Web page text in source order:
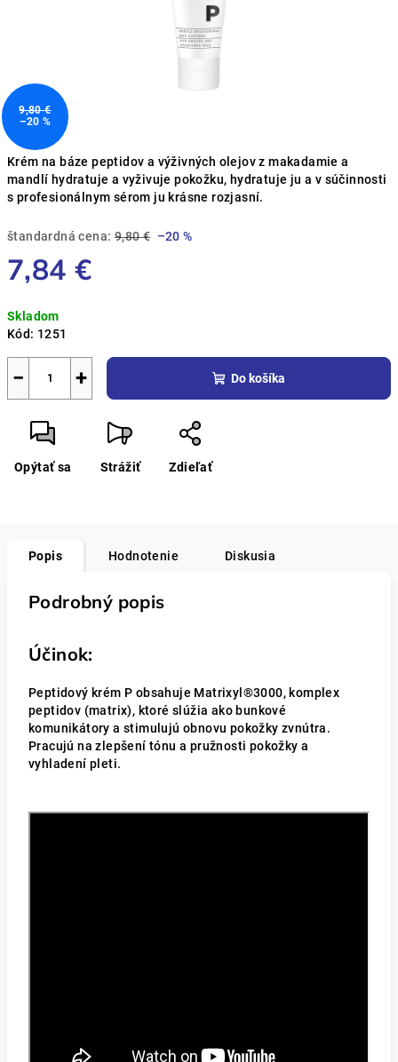
Krém na báze peptidov a výživných olejov z makadamie a
mandlí hydratuje a vyživuje pokožku, hydratuje ju a v súčinnosti
s profesionálnym sérom ju krásne rozjasní.
štandardná cena: 9,80 € –20 %
7,84 €
cena:
Skladom
Kód: 1251
+
− Do košíka
Opýtať sa Strážiť Zdieľať
9,80 €
–20 %
Popis Hodnotenie Diskusia
Podrobný popis
Účinok:
Peptidový krém P obsahuje Matrixyl®3000, komplex
peptidov (matrix), ktoré slúžia ako bunkové
komunikátory a stimulujú obnovu pokožky zvnútra.
Pracujú na zlepšení tónu a pružnosti pokožky a
vyhladení pleti.